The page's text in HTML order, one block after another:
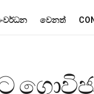
වෙනත්